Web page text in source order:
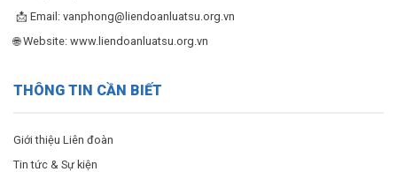
📩 Email: vanphong@liendoanluatsu.org.vn
🌐 Website: www.liendoanluatsu.org.vn
THÔNG TIN CẦN BIẾT
Giới thiệu Liên đoàn
Tin tức & Sự kiện